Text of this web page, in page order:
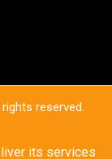
reserved.
its services